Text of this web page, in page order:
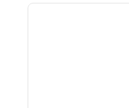
1 din 12